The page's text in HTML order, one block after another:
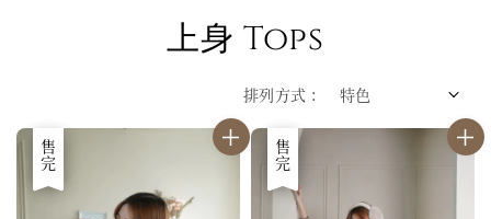
上身 Tops
排列方式 :
優惠
售完 優惠
售完